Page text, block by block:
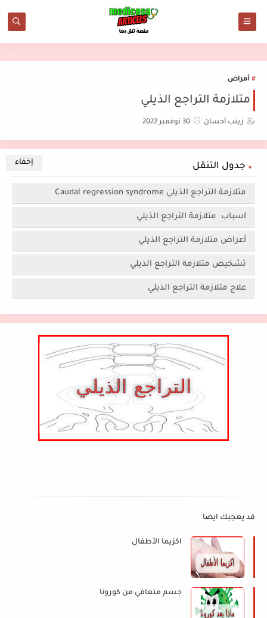
أمراض
متلازمة التراجع الذيلي
زينب أحسان 30 نوفمبر 2022
جدول التنقل
متلازمة التراجع الذيلي Caudal regression syndrome
اسباب متلازمة التراجع الذيلي
أعراض متلازمة التراجع الذيلي
تشخيص متلازمة التراجع الذيلي
علاج متلازمة التراجع الذيلي
قد يعجبك ايضا
اكزيما الأطفال
جسم متعافي من كورونا